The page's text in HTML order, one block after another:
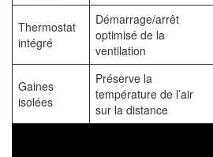
Thermostat
intégré
Démarrage/arrêt
optimisé de la
ventilation
Gaines
isolées
Préserve la
température de l’air
sur la distance